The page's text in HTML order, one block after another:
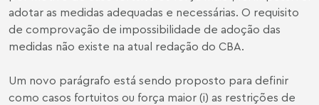
adotar as medidas adequadas e necessárias. O requisito
de comprovação de impossibilidade de adoção das
medidas não existe na atual redação do CBA.
Um novo parágrafo está sendo proposto para definir
como casos fortuitos ou força maior (i) as restrições de